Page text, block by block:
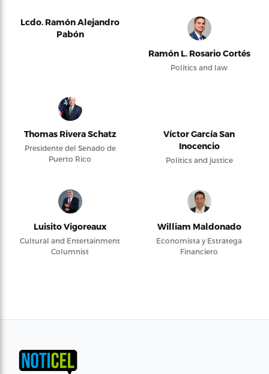
Lcdo. Ramón Alejandro
Pabón
Ramón L. Rosario Cortés
Politics and law
Thomas Rivera Schatz
Presidente del Senado de
Puerto Rico
Víctor García San
Inocencio
Politics and justice
Luisito Vigoreaux
Cultural and Entertainment
Columnist
William Maldonado
Economista y Estratega
Financiero